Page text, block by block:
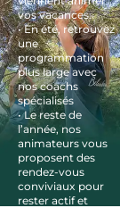
vos vacances.
• En été, retrouvez
une
programmation
plus large avec
nos coachs
spécialisés
• Le reste de
l’année, nos
animateurs vous
proposent des
rendez-vous
conviviaux pour
rester actif et